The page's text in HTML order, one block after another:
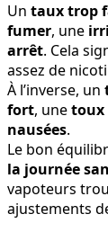
Un taux trop
fumer, une
arrêt. Cela
assez de
À l’inverse, un
fort, unetoux
nausées.
Le bon
la journée
vapoteurs
ajustements